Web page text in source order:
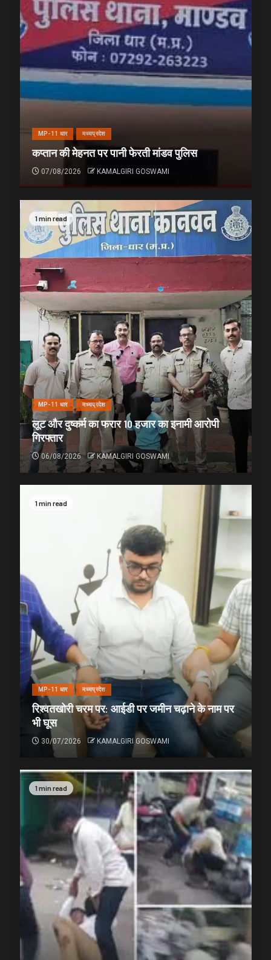
MP-11 धार मध्यप्रदेश
कप्तान की मेहनत पर पानी फेरती मांडव पुलिस
07/08/2026 KAMALGIRI GOSWAMI
1 min read
MP-11 धार मध्यप्रदेश
लूट और दुष्कर्म का फरार 10 हजार का इनामी आरोपी
गिरफ्तार
06/08/2026 KAMALGIRI GOSWAMI
1 min read
MP-11 धार मध्यप्रदेश
रिश्वतखोरी चरम पर: आईडी पर जमीन चढ़ाने के नाम पर
भी घूस
30/07/2026 KAMALGIRI GOSWAMI
1 min read